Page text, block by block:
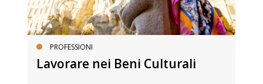
PROFESSIONI
Lavorare nei Beni Culturali